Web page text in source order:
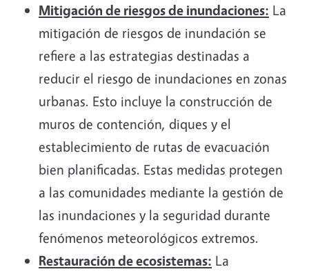
Mitigación de riesgos de inundaciones: La
mitigación de riesgos de inundación se
refiere a las estrategias destinadas a
reducir el riesgo de inundaciones en zonas
urbanas. Esto incluye la construcción de
muros de contención, diques y el
establecimiento de rutas de evacuación
bien planificadas. Estas medidas protegen
a las comunidades mediante la gestión de
las inundaciones y la seguridad durante
fenómenos meteorológicos extremos.
Restauración de ecosistemas: La